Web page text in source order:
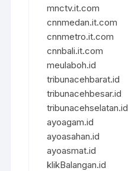
mnctv.it.com
cnnmedan.it.com
cnnmetro.it.com
cnnbali.it.com
meulaboh.id
tribunacehbarat.id
tribunacehbesar.id
tribunacehselatan.id
ayoagam.id
ayoasahan.id
ayoasmat.id
klikBalangan.id